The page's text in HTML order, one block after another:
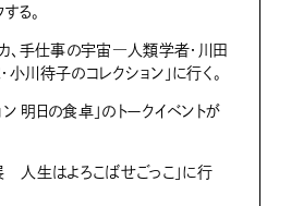
る。
カ、手仕事の宇宙―人類学者・川田
川待子のコレクション」に行く。
ン 明日の食卓」のトークイベントが
人生はよろこばせごっこ」に行